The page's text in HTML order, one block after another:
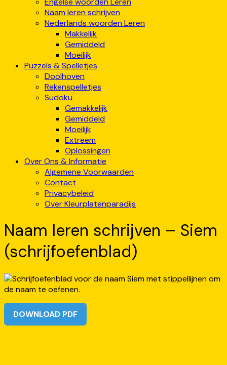
Naam leren schrijven
Nederlands woorden Leren
Makkelijk
Gemiddeld
Moeilijk
Puzzels & Spelletjes
Doolhoven
Rekenspelletjes
Sudoku
Gemakkelijk
Gemiddeld
Moeilijk
Extreem
Oplossingen
Over Ons & Informatie
Algemene Voorwaarden
Contact
Privacybeleid
Over Kleurplatenparadijs
Naam leren schrijven – Siem
(schrijfoefenblad)
DOWNLOAD PDF